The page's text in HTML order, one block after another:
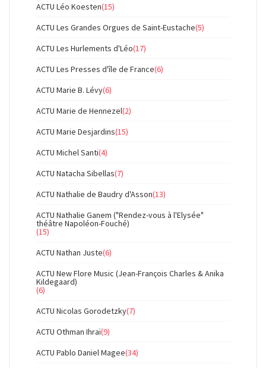
ACTU Léo Koesten(15)
ACTU Les Grandes Orgues de Saint-Eustache(5)
ACTU Les Hurlements d'Léo(17)
ACTU Les Presses d'île de France(6)
ACTU Marie B. Lévy(6)
ACTU Marie de Hennezel(2)
ACTU Marie Desjardins(15)
ACTU Michel Santi(4)
ACTU Natacha Sibellas(7)
ACTU Nathalie de Baudry d'Asson(13)
ACTU Nathalie Ganem ("Rendez-vous à l'Elysée"
théâtre Napoléon-Fouché)
(15)
ACTU Nathan Juste(6)
ACTU New Flore Music (Jean-François Charles & Anika
Kildegaard)
(6)
ACTU Nicolas Gorodetzky(7)
ACTU Othman Ihraï(9)
ACTU Pablo Daniel Magee(34)